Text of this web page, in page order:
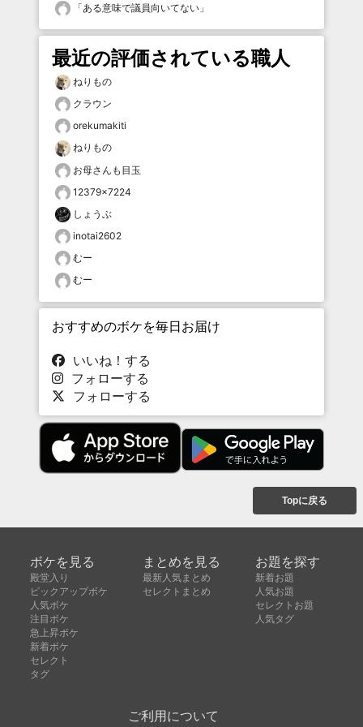
「ある意味で議員向いてない 」
最近の評価されている職人
ねりもの
クラウン
orekumakiti
ねりもの
お母さんも目玉
12379×7224
しょうぶ
inotai2602
むー
むー
おすすめのボケを毎日お届け
いいね！する
フォローする
フォローする
Topに戻る
ボケを見る
殿堂入り
ピックアップボケ
人気ボケ
注目ボケ
急上昇ボケ
新着ボケ
セレクト
タグ
まとめを見る
最新人気まとめ
セレクトまとめ
お題を探す
新着お題
人気お題
セレクトお題
人気タグ
ご利用について